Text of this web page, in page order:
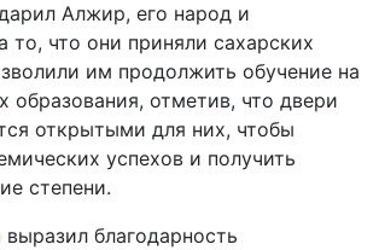
Алжир, его народ и
то, что они приняли сахарских
им продолжить обучение на
образования, отметив, что двери
открытыми для них, чтобы
успехов и получить
степени.
благодарность